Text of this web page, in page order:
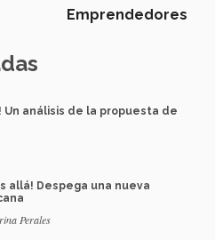
Emprendedores
Un análisis de la propuesta de
allá! Despega una nueva
Perales